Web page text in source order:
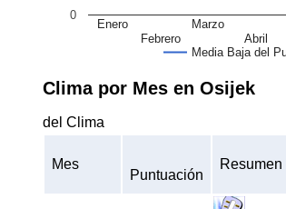
Media Baja del
Enero
Febrero
Marzo
Abril
0
Clima por Mes en Osijek
del Clima
Mes
Puntuación